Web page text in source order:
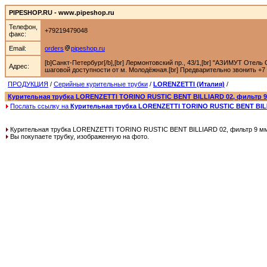
PIPESHOP.RU - www.pipeshop.ru
Телефон,
факс:
+79219479048
Email: orders pipeshop.ru
Адрес:
[b]Санкт-Петербург[/b],[br] Лермонтовский пр., 43/1,[br] "АЗИМУТ Отель
шаговой доступности от м. Молодёжная.[br] Предварительно звонить
ПРОДУКЦИЯ / Серийные курительные трубки / LORENZETTI (Италия) /
Курительная трубка LORENZETTI TORINO RUSTIC BENT BILLIARD 02, фильтр
Послать ссылку на Курительная трубка LORENZETTI TORINO RUSTIC BENT
Курительная трубка LORENZETTI TORINO RUSTIC BENT BILLIARD 02, фильтр 9
Вы покупаете трубку, изображенную на фото.